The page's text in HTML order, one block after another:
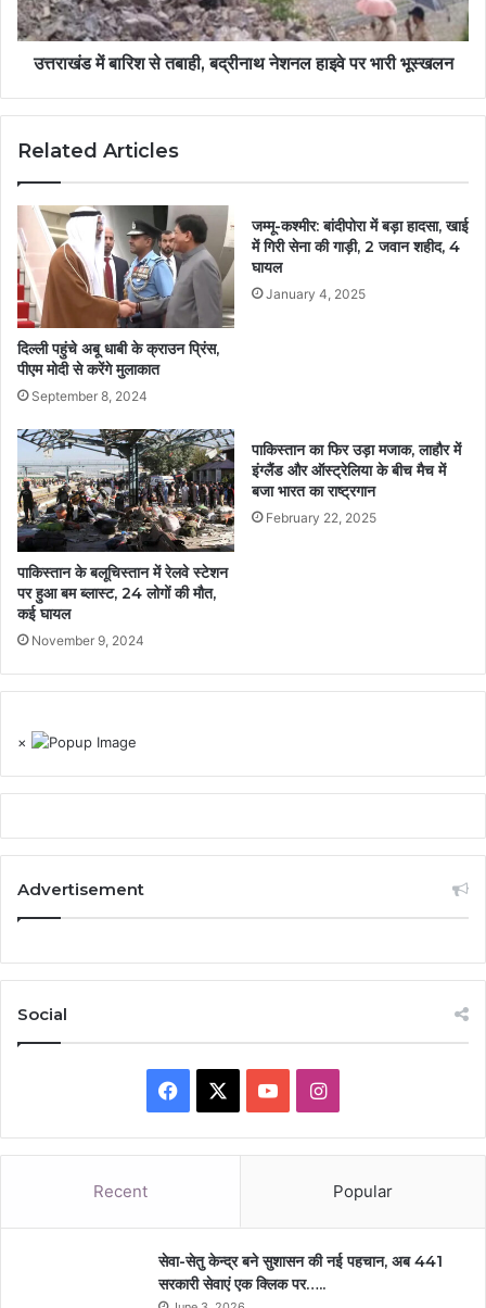
उत्तराखंड में बारिश से तबाही, बद्रीनाथ नेशनल हाइवे पर भारी भूस्खलन
Related Articles
दिल्ली पहुंचे अबू धाबी के क्राउन प्रिंस,
पीएम मोदी से करेंगे मुलाकात
September 8, 2024
जम्मू-कश्मीर: बांदीपोरा में बड़ा हादसा, खाई
में गिरी सेना की गाड़ी, 2 जवान शहीद, 4
घायल
January 4, 2025
पाकिस्तान के बलूचिस्तान में रेलवे स्टेशन
पर हुआ बम ब्लास्ट, 24 लोगों की मौत,
कई घायल
November 9, 2024
पाकिस्तान का फिर उड़ा मजाक, लाहौर में
इंग्लैंड और ऑस्ट्रेलिया के बीच मैच में
बजा भारत का राष्ट्रगान
February 22, 2025
×
Advertisement
Social
Facebook YouTubeInstagram
Recent Popular
सेवा-सेतु केन्द्र बने सुशासन की नई पहचान, अब 441
सरकारी सेवाएं एक क्लिक पर…..